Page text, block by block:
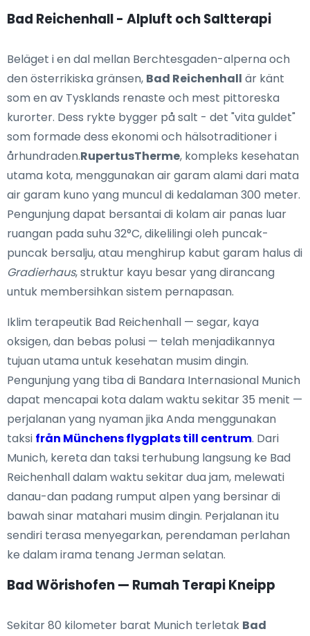
Bad Reichenhall - Alpluft och Saltterapi
Beläget i en dal mellan Berchtesgaden-alperna och
den österrikiska gränsen, Bad Reichenhall är känt
som en av Tysklands renaste och mest pittoreska
kurorter. Dess rykte bygger på salt - det "vita guldet"
som formade dess ekonomi och hälsotraditioner i
århundraden.RupertusTherme, kompleks kesehatan
utama kota, menggunakan air garam alami dari mata
air garam kuno yang muncul di kedalaman 300 meter.
Pengunjung dapat bersantai di kolam air panas luar
ruangan pada suhu 32°C, dikelilingi oleh puncak-
puncak bersalju, atau menghirup kabut garam halus di
Gradierhaus, struktur kayu besar yang dirancang
untuk membersihkan sistem pernapasan.
Iklim terapeutik Bad Reichenhall — segar, kaya
oksigen, dan bebas polusi — telah menjadikannya
tujuan utama untuk kesehatan musim dingin.
Pengunjung yang tiba di Bandara Internasional Munich
dapat mencapai kota dalam waktu sekitar 35 menit —
perjalanan yang nyaman jika Anda menggunakan
taksi från Münchens flygplats till centrum. Dari
Munich, kereta dan taksi terhubung langsung ke Bad
Reichenhall dalam waktu sekitar dua jam, melewati
danau-dan padang rumput alpen yang bersinar di
bawah sinar matahari musim dingin. Perjalanan itu
sendiri terasa menyegarkan, perendaman perlahan
ke dalam irama tenang Jerman selatan.
Bad Wörishofen — Rumah Terapi Kneipp
Sekitar 80 kilometer barat Munich terletak Bad